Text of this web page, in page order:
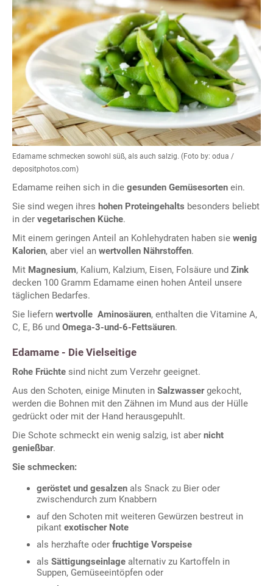
Edamame schmecken sowohl süß, als auch salzig. (Foto by: odua /
depositphotos.com)
Edamame reihen sich in die gesunden Gemüsesorten ein.
Sie sind wegen ihres hohen Proteingehalts besonders beliebt
in der vegetarischen Küche.
Mit einem geringen Anteil an Kohlehydraten haben sie wenig
Kalorien, aber viel an wertvollen Nährstoffen.
Mit Magnesium, Kalium, Kalzium, Eisen, Folsäure und Zink
decken 100 Gramm Edamame einen hohen Anteil unsere
täglichen Bedarfes.
Sie liefern wertvolle Aminosäuren, enthalten die Vitamine A,
C, E, B6 und Omega-3-und-6-Fettsäuren.
Edamame - Die Vielseitige
Rohe Früchte sind nicht zum Verzehr geeignet.
Aus den Schoten, einige Minuten in Salzwassergekocht,
werden die Bohnen mit den Zähnen im Mund aus der Hülle
gedrückt oder mit der Hand herausgepuhlt.
Die Schote schmeckt ein wenig salzig, ist aber nicht
genießbar.
Sie schmecken:
geröstet und gesalzen als Snack zu Bier oder
zwischendurch zum Knabbern
auf den Schoten mit weiteren Gewürzen bestreut in
pikant exotischer Note
als herzhafte oder fruchtige Vorspeise
als Sättigungseinlage alternativ zu Kartoffeln in
Suppen, Gemüseeintöpfen oder